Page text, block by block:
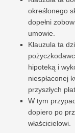
określonego
dopełni
umowie.
Klauzula ta
hipoteką i
niespłaconej
przyszłych
W tym
dopiero po
właścicielowi.